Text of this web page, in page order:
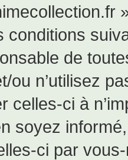
conditions
de
ou n’utilisez
celles-ci à
soyez
ci par